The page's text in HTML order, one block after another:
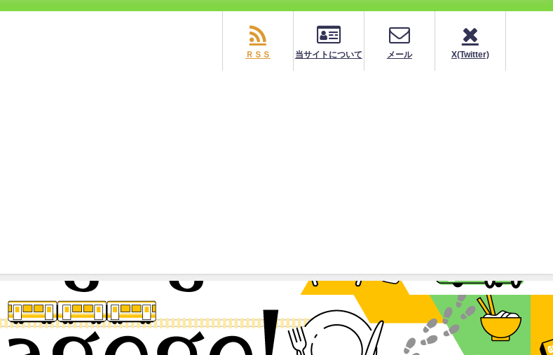
ＲＳＳ 当サイトについて メール X(Twitter)